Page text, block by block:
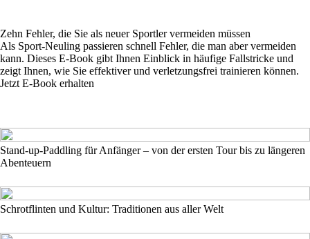
Zehn Fehler, die Sie als neuer Sportler vermeiden müssen
Als Sport-Neuling passieren schnell Fehler, die man aber vermeiden
kann. Dieses E-Book gibt Ihnen Einblick in häufige Fallstricke und
zeigt Ihnen, wie Sie effektiver und verletzungsfrei trainieren können.
Jetzt E-Book erhalten
Stand-up-Paddling für Anfänger – von der ersten Tour bis zu längeren
Abenteuern
Schrotflinten und Kultur: Traditionen aus aller Welt